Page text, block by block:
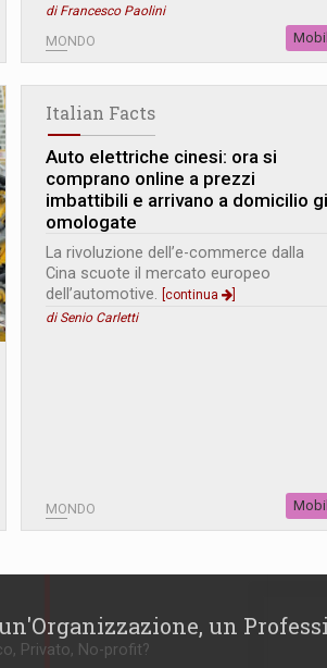
di Francesco Paolini
MONDO
Italian Facts
Auto elettriche cinesi: ora si
comprano online a prezzi
imbattibili e arrivano a domicilio
omologate
La rivoluzione dell’e-commerce dalla
Cina scuote il mercato europeo
dell’automotive. [continua
di Senio Carletti
MONDO
un
Privato, No-profit?